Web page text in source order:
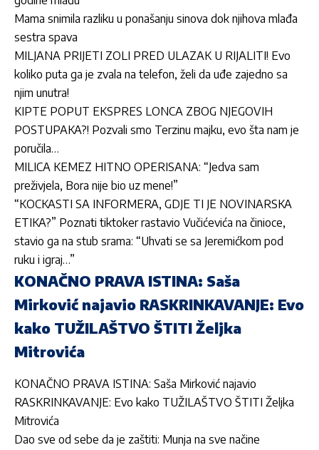
Mama snimila razliku u ponašanju sinova dok njihova mlađa
sestra spava
MILJANA PRIJETI ZOLI PRED ULAZAK U RIJALITI! Evo
koliko puta ga je zvala na telefon, želi da uđe zajedno sa
njim unutra!
KIPTE POPUT EKSPRES LONCA ZBOG NJEGOVIH
POSTUPAKA?! Pozvali smo Terzinu majku, evo šta nam je
poručila…
MILICA KEMEZ HITNO OPERISANA: “Jedva sam
preživjela, Bora nije bio uz mene!”
“KOCKASTI SA INFORMERA, GDJE TI JE NOVINARSKA
ETIKA?” Poznati tiktoker rastavio Vučićevića na činioce,
stavio ga na stub srama: “Uhvati se sa Jeremićkom pod
ruku i igraj…”
KONAČNO PRAVA ISTINA: Saša
Mirković najavio RASKRINKAVANJE: Evo
kako TUŽILAŠTVO ŠTITI Željka
Mitrovića
KONAČNO PRAVA ISTINA: Saša Mirković najavio
RASKRINKAVANJE: Evo kako TUŽILAŠTVO ŠTITI Željka
Mitrovića
Dao sve od sebe da je zaštiti: Munja na sve načine